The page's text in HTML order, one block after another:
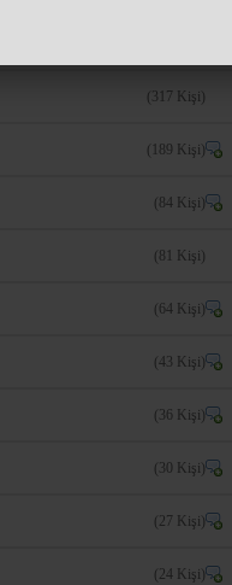
(317 Kişi)
(189 Kişi)
(84 Kişi)
(81 Kişi)
(64 Kişi)
(43 Kişi)
(36 Kişi)
(30 Kişi)
(27 Kişi)
(24 Kişi)